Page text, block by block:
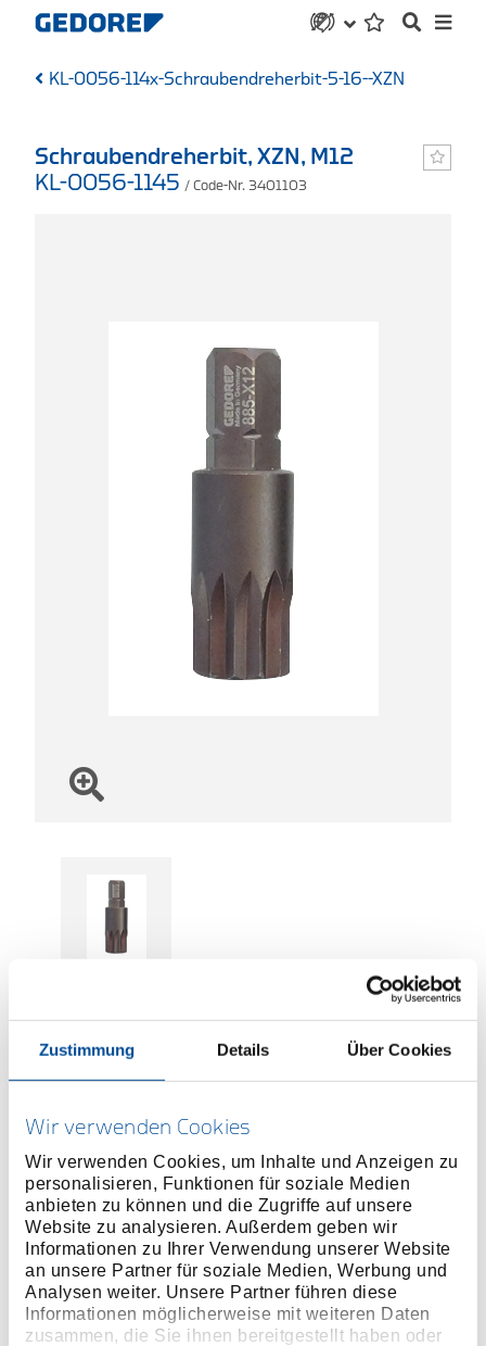
Zustimmung Details Über Cookies
Wir verwenden Cookies
Wir verwenden Cookies, um Inhalte und Anzeigen zu
personalisieren, Funktionen für soziale Medien
anbieten zu können und die Zugriffe auf unsere
Website zu analysieren. Außerdem geben wir
Informationen zu Ihrer Verwendung unserer Website
an unsere Partner für soziale Medien, Werbung und
Analysen weiter. Unsere Partner führen diese
Informationen möglicherweise mit weiteren Daten
zusammen, die Sie ihnen bereitgestellt haben oder
KL-0056-114x-Schraubendreherbit-5-16--XZN
Schraubendreherbit, XZN, M12
KL-0056-1145 / Code-Nr. 3401103
ONLINE KAUFEN
HÄNDLER FINDEN
Produktlinie EAN4046459177180
Produktbeschreibung
Im Lieferumfang von KL-0056-11 EB enthalten.